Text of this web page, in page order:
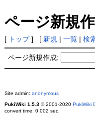
ページ新規
[ トップ] [ 新規 | 一覧| 検
ページ新規作成:
Site admin: anonymous
PukiWiki 1.5.3© 2001-2020 PukiWiki
convert time: 0.002 sec.